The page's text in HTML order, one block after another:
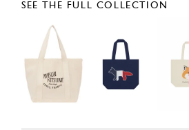
SEE THE FULL COLLECTION